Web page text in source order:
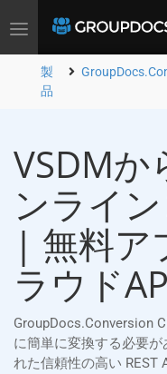
Toggle
製
品
VSDMか
ンライ
| 無料ア
ラウド
GroupDocs.Conversion
に簡単に変換する必要
れた信頼性の高い REST